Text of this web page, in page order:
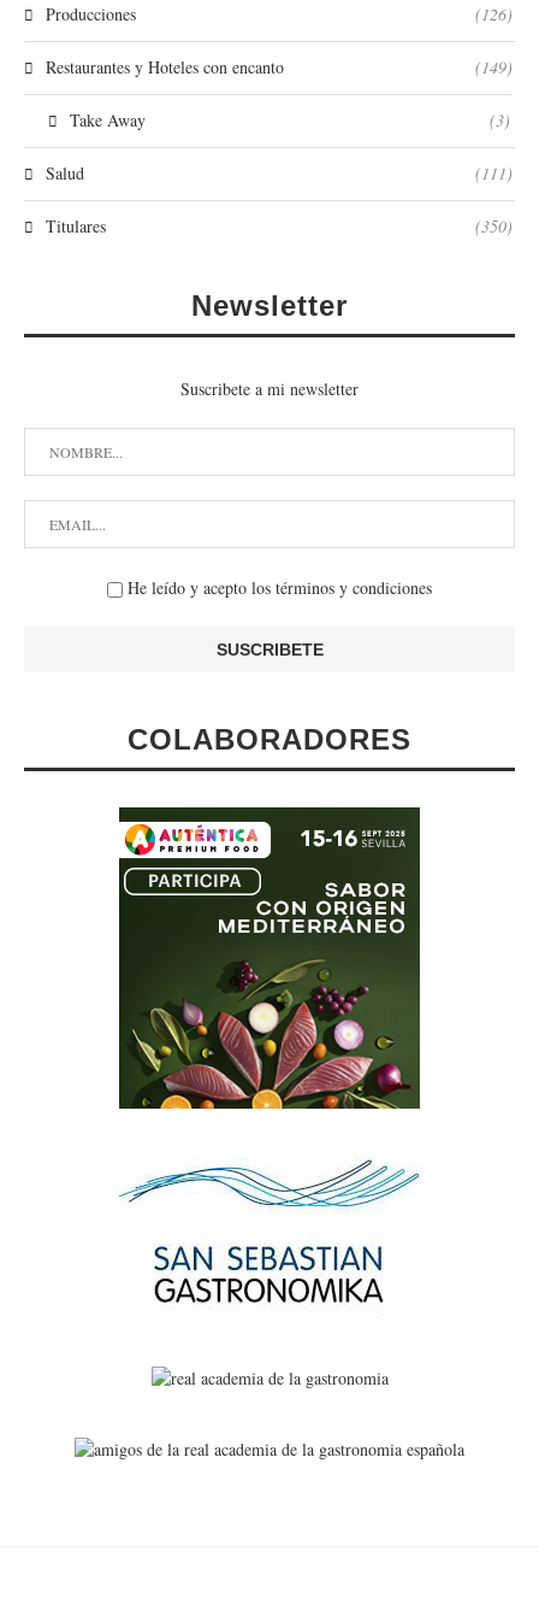
Producciones (126)
Restaurantes y Hoteles con encanto (149)
Take Away (3)
Salud (111)
Titulares (350)
Newsletter
Suscribete a mi newsletter
He leído y acepto los términos y condiciones
COLABORADORES